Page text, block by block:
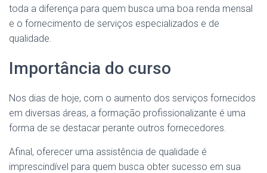
toda a diferença para quem busca uma boa renda mensal
e o fornecimento de serviços especializados e de
qualidade.
Importância do curso
Nos dias de hoje, com o aumento dos serviços fornecidos
em diversas áreas, a formação profissionalizante é uma
forma de se destacar perante outros fornecedores.
Afinal, oferecer uma assistência de qualidade é
imprescindível para quem busca obter sucesso em sua